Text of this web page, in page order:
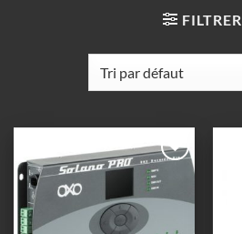
FILTRER
Ajouter
à la
wishlist